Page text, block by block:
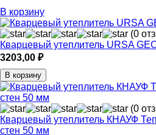
В корзину
(0
Кварцевый утеплитель URSA
3203,00 ₽
В корзину
(0
Кварцевый утеплитель КНАУФ
стен 50 мм